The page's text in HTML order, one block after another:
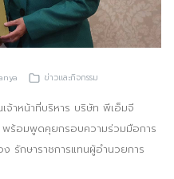
ละสื่อออนไลน์
ข่าวและกิจกรรม
หน้าที่บริหาร บริษัท พีเอ็มจี
ร้อมพูดคุยกรอบความร่วมมือการ
รักษาราชการแทนผู้อำนวยการ